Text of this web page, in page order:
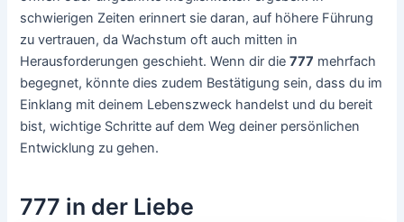
schwierigen Zeiten erinnert sie daran, auf höhere Führung
zu vertrauen, da Wachstum oft auch mitten in
Herausforderungen geschieht. Wenn dir die777 mehrfach
begegnet, könnte dies zudem Bestätigung sein, dass du im
Einklang mit deinem Lebenszweck handelst und du bereit
bist, wichtige Schritte auf dem Weg deiner persönlichen
Entwicklung zu gehen.
777 in der Liebe